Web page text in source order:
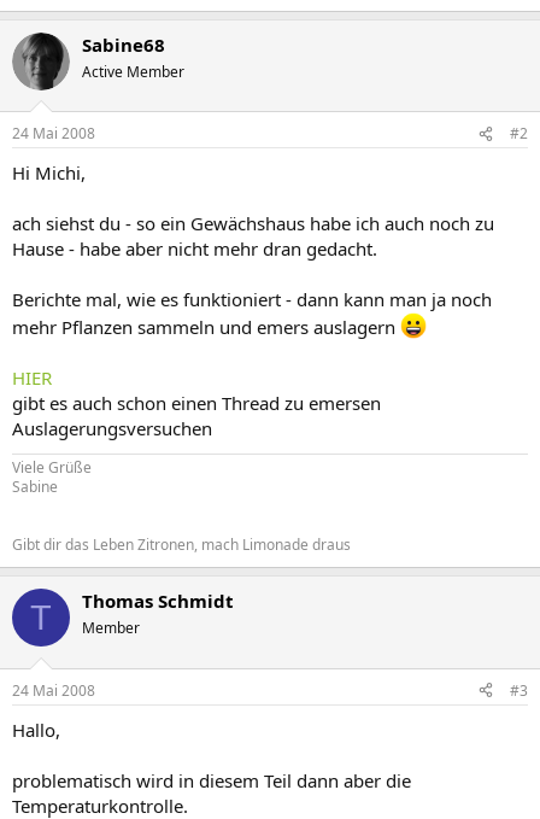
Sabine68
Active Member
24 Mai 2008 #2
Hi Michi,
ach siehst du - so ein Gewächshaus habe ich auch noch zu
Hause - habe aber nicht mehr dran gedacht.
Berichte mal, wie es funktioniert - dann kann man ja noch
mehr Pflanzen sammeln und emers auslagern
HIER
gibt es auch schon einen Thread zu emersen
Auslagerungsversuchen
Viele Grüße
Sabine
Gibt dir das Leben Zitronen, mach Limonade draus
T Thomas Schmidt
Member
24 Mai 2008 #3
Hallo,
problematisch wird in diesem Teil dann aber die
Temperaturkontrolle.